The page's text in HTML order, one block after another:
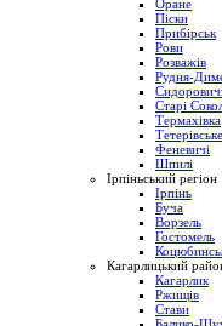
Оране
Піски
Прибірськ
Рови
Розважів
Рудня-
Старі
Термахівка
Тетерівське
Феневичі
Шпилі
Ірпіньський регіон
Ірпінь
Буча
Ворзель
Гостомель
Кагарлицький
Кагарлик
Ржищів
Стави